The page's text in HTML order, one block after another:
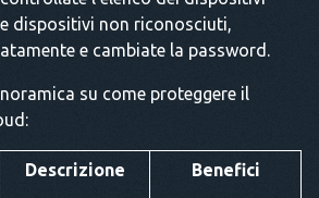
dispositivi non riconosciuti,
e cambiate la password.
su come proteggere il
Descrizione Benefici